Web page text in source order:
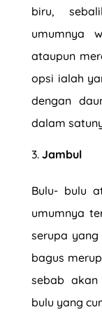
biru,
umumnya
ataupun
opsi ialah
dengan
dalam
Jambul
Bulu- bulu
umumnya
serupa
bagus
sebab
bulu yang